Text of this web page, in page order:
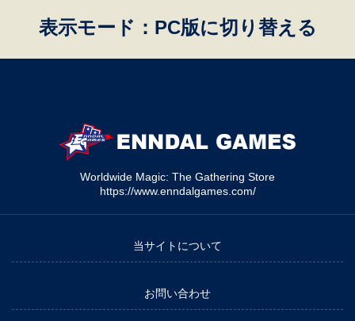
表示モード：PC版に切り替える
Worldwide Magic: The Gathering Store
https://www.enndalgames.com/
当サイトについて
お問い合わせ